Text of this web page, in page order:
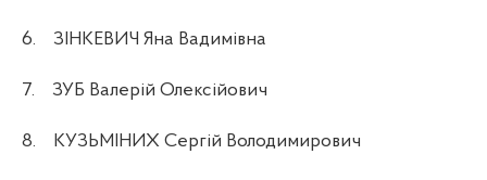
6. ЗІНКЕВИЧ Яна Вадимівна
7. ЗУБ Валерій Олексійович
8. КУЗЬМІНИХ Сергій Володимирович